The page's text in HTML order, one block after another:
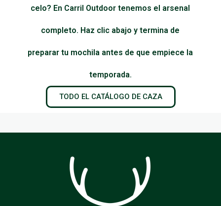
celo? En Carril Outdoor tenemos el arsenal
completo. Haz clic abajo y termina de
preparar tu mochila antes de que empiece la
temporada.
TODO EL CATÁLOGO DE CAZA